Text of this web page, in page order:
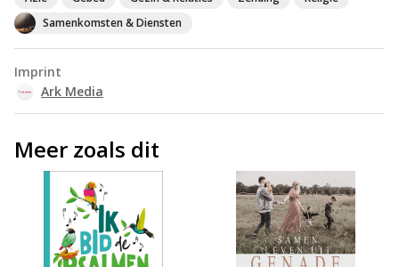
Samenkomsten & Diensten
Imprint
Ark Media
Meer zoals dit